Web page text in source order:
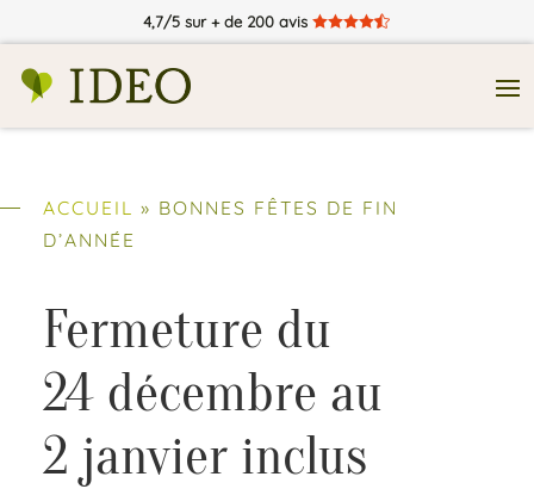
4,7/5 sur + de 200 avis
ACCUEIL » BONNES FÊTES DE FIN
D’ANNÉE
Fermeture du
24 décembre au
2 janvier inclus